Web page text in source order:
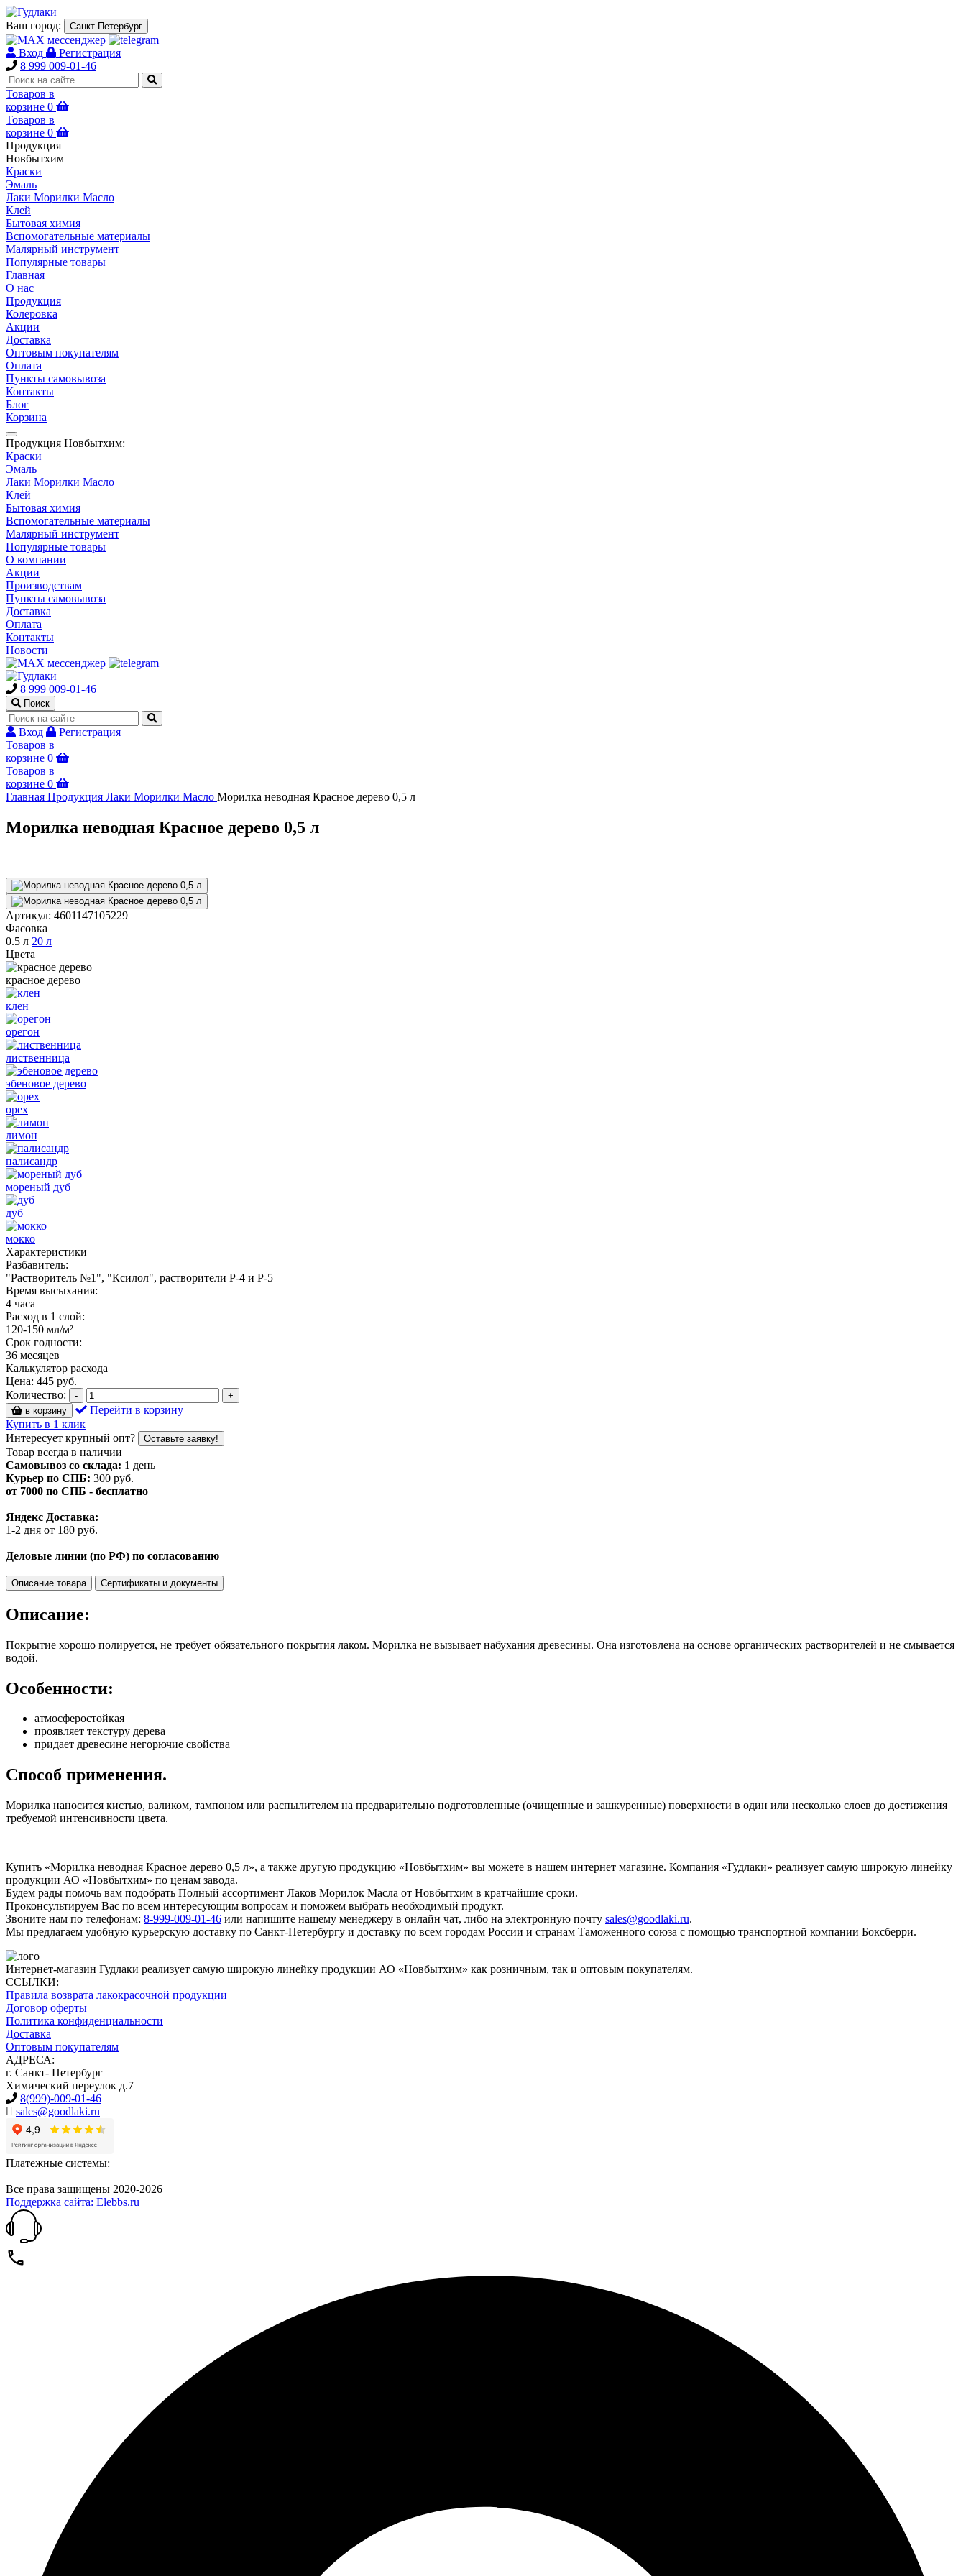
Ваш город: Санкт-Петербург
Вход
Регистрация
8 999 009-01-46
Товаров в
корзине 0
Товаров в
корзине 0
Продукция
Новбытхим
Краски
Эмаль
Лаки Морилки Масло
Клей
Бытовая химия
Вспомогательные материалы
Малярный инструмент
Популярные товары
Главная
О нас
Продукция
Колеровка
Акции
Доставка
Оптовым покупателям
Оплата
Пункты самовывоза
Контакты
Блог
Корзина
Продукция Новбытхим:
Краски
Эмаль
Лаки Морилки Масло
Клей
Бытовая химия
Вспомогательные материалы
Малярный инструмент
Популярные товары
О компании
Акции
Производствам
Пункты самовывоза
Доставка
Оплата
Контакты
Новости
8 999 009-01-46
Поиск
Вход
Регистрация
Товаров в
корзине 0
Товаров в
корзине 0
Главная Продукция Лаки Морилки Масло Морилка неводная Красное дерево 0,5 л
Морилка неводная Красное дерево 0,5 л
Артикул: 4601147105229
Фасовка
0.5 л 20 л
Цвета
красное дерево
клен
орегон
лиственница
эбеновое дерево
орех
лимон
палисандр
мореный дуб
дуб
мокко
Характеристики
Разбавитель:
"Растворитель №1", "Ксилол", растворители Р-4 и Р-5
Время высыхания:
4 часа
Расход в 1 слой:
120-150 мл/м²
Срок годности:
36 месяцев
Калькулятор расхода
Цена: 445 руб.
Количество:
-
+
в корзину
Перейти в корзину
Купить в 1 клик
Интересует крупный опт?
Оставьте заявку!
Товар всегда в наличии
Самовывоз со склада: 1 день
Курьер по СПБ: 300 руб.
от 7000 по СПБ - бесплатно
Яндекс Доставка:
1-2 дня от 180 руб.
Деловые линии (по РФ) по согласованию
Описание товара Сертификаты и документы
Описание:
Покрытие хорошо полируется, не требует обязательного покрытия лаком. Морилка не вызывает набухания древесины. Она изготовлена на основе органических растворителей и не смывается
водой.
Особенности:
атмосферостойкая
проявляет текстуру дерева
придает древесине негорючие свойства
Способ применения.
Морилка наносится кистью, валиком, тампоном или распылителем на предварительно подготовленные (очищенные и зашкуренные) поверхности в один или несколько слоев до достижения
требуемой интенсивности цвета.
Купить «Морилка неводная Красное дерево 0,5 л», а также другую продукцию «Новбытхим» вы можете в нашем интернет магазине. Компания «Гудлаки» реализует самую широкую линейку
продукции АО «Новбытхим» по ценам завода.
Будем рады помочь вам подобрать Полный ассортимент Лаков Морилок Масла от Новбытхим в кратчайшие сроки.
Проконсультируем Вас по всем интересующим вопросам и поможем выбрать необходимый продукт.
Звоните нам по телефонам: 8-999-009-01-46 или напишите нашему менеджеру в онлайн чат, либо на электронную почту sales@goodlaki.ru.
Мы предлагаем удобную курьерскую доставку по Санкт-Петербургу и доставку по всем городам России и странам Таможенного союза с помощью транспортной компании Боксберри.
Интернет-магазин Гудлаки реализует самую широкую линейку продукции АО «Новбытхим» как розничным, так и оптовым покупателям.
ССЫЛКИ:
Правила возврата лакокрасочной продукции
Договор оферты
Политика конфиденциальности
Доставка
Оптовым покупателям
АДРЕСА:
г. Санкт- Петербург
Химический переулок д.7
8(999)-009-01-46
sales@goodlaki.ru
Платежные системы:
Все права защищены 2020-2026
Поддержка сайта: Elebbs.ru